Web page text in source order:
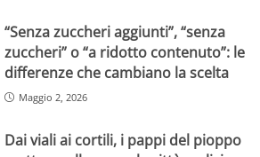
“Senza zuccheri aggiunti”, “senza
zuccheri” o “a ridotto contenuto”: le
differenze che cambiano la scelta
Maggio 2, 2026
Dai viali ai cortili, i pappi del pioppo